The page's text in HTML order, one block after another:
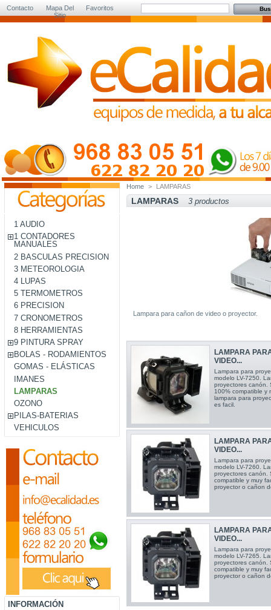
Contacto
Mapa Del
Sitio
Favoritos
1 AUDIO
1 CONTADORES
MANUALES
2 BASCULAS PRECISION
3 METEOROLOGIA
4 LUPAS
5 TERMOMETROS
6 PRECISION
7 CRONOMETROS
8 HERRAMIENTAS
9 PINTURA SPRAY
BOLAS - RODAMIENTOS
GOMAS - ELÁSTICAS
IMANES
LAMPARAS
OZONO
PILAS-BATERIAS
VEHICULOS
INFORMACIÓN
Home > LAMPARAS
LAMPARAS 3 productos
Lampara para cañon de video o proyector.
LAMPARA
VIDEO...
Lampara para
modelo LV-7250.
proyectores canón.
100% compatible y
lampara para
es facil.
LAMPARA
VIDEO...
Lampara para
modelo LV-7260.
proyectores canón.
compatible y muy
proyector o cañon
LAMPARA
VIDEO...
Lampara para
modelo LV-7265.
proyectores canón.
compatible y muy
proyector o cañon